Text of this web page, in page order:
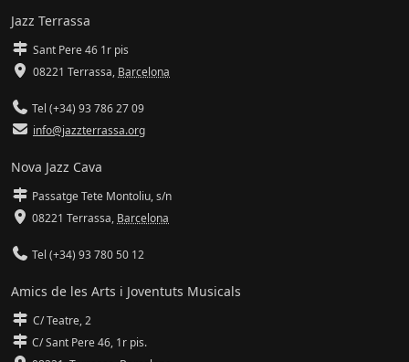
Jazz Terrassa
Sant Pere 46 1r pis
08221 Terrassa, Barcelona
Tel (+34) 93 786 27 09
info@jazzterrassa.org
Nova Jazz Cava
Passatge Tete Montoliu, s/n
08221 Terrassa, Barcelona
Tel (+34) 93 780 50 12
Amics de les Arts i Joventuts Musicals
C/ Teatre, 2
C/ Sant Pere 46, 1r pis.